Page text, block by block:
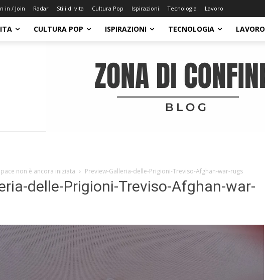
in / Join Radar Stili di vita Cultura Pop Ispirazioni Tecnologia Lavoro
CULTURA POP ISPIRAZIONI TECNOLOGIA LAVORO
non è ancora iniziata Preview-Galleria-delle-Prigioni-Treviso-Afghan-war-rugs
delle-Prigioni-Treviso-Afghan-war-